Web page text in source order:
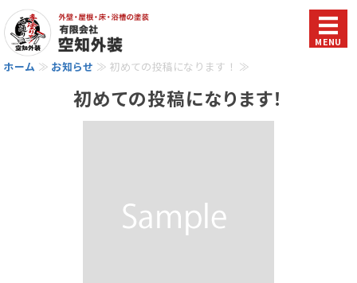
MENU
ホーム
ホーム ≫ お知らせ ≫ 初めての投稿になります！ ≫
初めての投稿になります！